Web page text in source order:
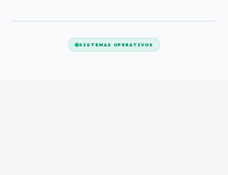
SISTEMAS OPERATIVOS